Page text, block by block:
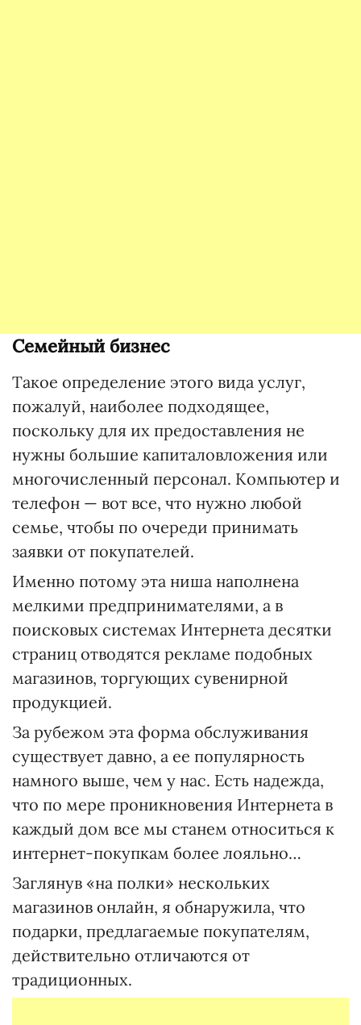
Семейный бизнес
Такое определение этого вида услуг,
пожалуй, наиболее подходящее,
поскольку для их предоставления не
нужны большие капиталовложения или
многочисленный персонал. Компьютер и
телефон — вот все, что нужно любой
семье, чтобы по очереди принимать
заявки от покупателей.
Именно потому эта ниша наполнена
мелкими предпринимателями, а в
поисковых системах Интернета десятки
страниц отводятся рекламе подобных
магазинов, торгующих сувенирной
продукцией.
За рубежом эта форма обслуживания
существует давно, а ее популярность
намного выше, чем у нас. Есть надежда,
что по мере проникновения Интернета в
каждый дом все мы станем относиться к
интернет-покупкам более лояльно…
Заглянув «на полки» нескольких
магазинов онлайн, я обнаружила, что
подарки, предлагаемые покупателям,
действительно отличаются от
традиционных.